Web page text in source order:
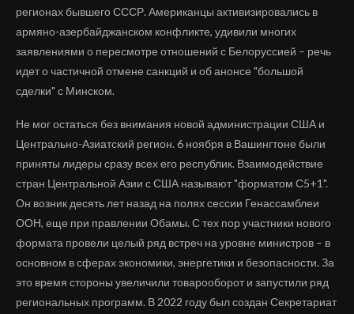
регионах бывшего СССР. Американцы активизировались в
армяно-азербайджанском конфликте, удивили многих
заявлениями о пересмотре отношений с Белоруссией – речь
идет о частичной отмене санкций и об анонсе "большой
сделки" с Минском.
Не мог остаться без внимания новой администрации США и
Центрально-Азиатский регион. 6 ноября в Вашингтоне были
приняты лидеры сразу всех его республик. Взаимодействие
стран Центральной Азии с США называют "форматом С5+1".
Он возник десять лет назад на полях сессии Генассамблеи
ООН, еще при правлении Обамы. С тех пор участники нового
формата провели целый ряд встреч на уровне министров – в
основном в сферах экономики, энергетики и безопасности. За
это время стороны увеличили товарооборот и запустили ряд
региональных программ. В 2022 году был создан Секретариат